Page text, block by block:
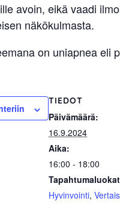
avoin, eikä vaadi
näkökulmasta.
on uniapnea eli
TIEDOT
Päivämäärä:
16.9.2024
Aika:
16:00 - 18:00
Hyvinvointi,